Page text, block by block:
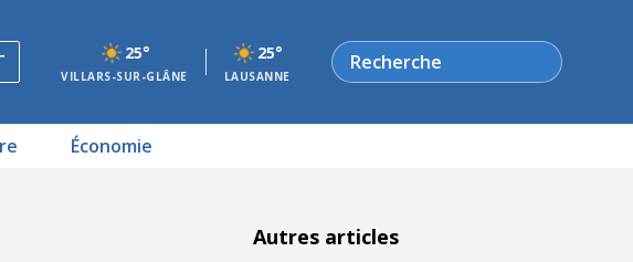
25°
VILLARS-SUR-GLÂNE
25°
LAUSANNE
Rechercher
Économie
Autres articles